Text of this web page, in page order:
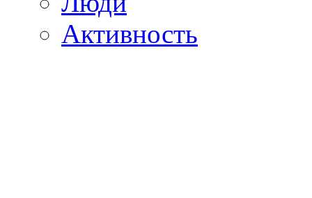
Активность